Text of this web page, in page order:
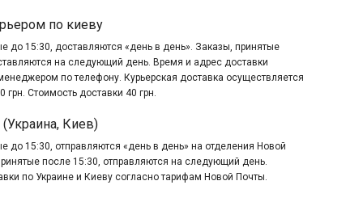
по киеву
до 15:30, доставляются «день в день». Заказы, принятые
на следующий день. Время и адрес доставки
по телефону. Курьерская доставка осуществляется
грн. Стоимость доставки 40 грн.
Киев)
до 15:30, отправляются «день в день» на отделения Новой
после 15:30, отправляются на следующий день.
по Украине и Киеву согласно тарифам Новой Почты.